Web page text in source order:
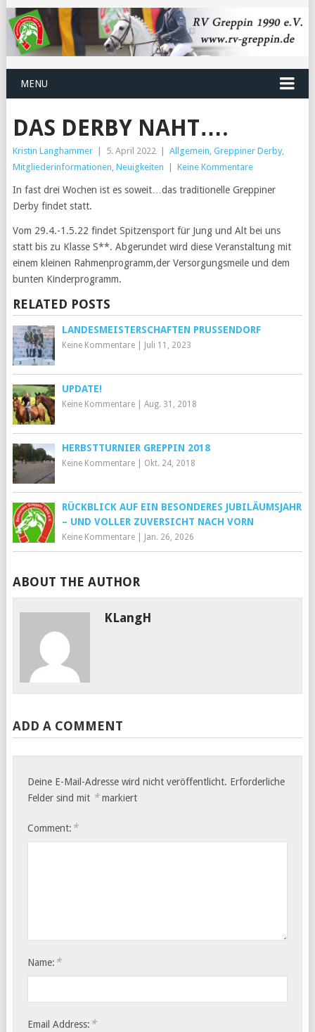
MENU
DAS DERBY NAHT….
Kristin Langhammer | 5. April 2022 | Allgemein Greppiner Derby,
Mitgliederinformationen Neuigkeiten | Keine Kommentare
In fast drei Wochen ist es soweit…das traditionelle Greppiner
Derby findet statt.
Vom 29.4.-1.5.22 findet Spitzensport für Jung und Alt bei uns
statt bis zu Klasse S**. Abgerundet wird diese Veranstaltung mit
einem kleinen Rahmenprogramm,der Versorgungsmeile und dem
bunten Kinderprogramm.
RELATED POSTS
LANDESMEISTERSCHAFTEN PRUSSENDORF
Keine Kommentare| Juli 11, 2023
UPDATE!
Keine Kommentare| Aug. 31, 2018
HERBSTTURNIER GREPPIN 2018
Keine Kommentare| Okt. 24, 2018
RÜCKBLICK AUF EIN BESONDERES JUBILÄUMSJAHR
– UND VOLLER ZUVERSICHT NACH VORN
Keine Kommentare| Jan. 26, 2026
ABOUT THE AUTHOR
KLangH
ADD A COMMENT
Deine E-Mail-Adresse wird nicht veröffentlicht. Erforderliche
Felder sind mit *markiert
Comment: *
Name: *
Email Address: *